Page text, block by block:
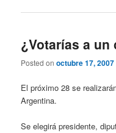
¿Votarías a
Posted onoctubre 17, 2007
El próximo 28 se
Argentina.
Se elegirá presidente,